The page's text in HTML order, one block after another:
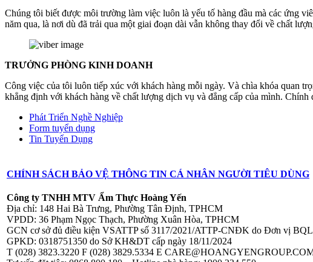
Chúng tôi biết được môi trường làm việc luôn là yếu tố hàng đầu mà các ứng
năm qua, là nơi dù đã trải qua một giai đoạn dài vẫn không thay đổi về chất
TRƯỞNG PHÒNG KINH DOANH
Công việc của tôi luôn tiếp xúc với khách hàng mỗi ngày. Và chìa khóa quan
khẳng định với khách hàng về chất lượng dịch vụ và đẳng cấp của mình.
Phát Triển Nghề Nghiệp
Form tuyển dụng
Tin Tuyển Dụng
CHÍNH SÁCH BẢO VỆ THÔNG TIN CÁ NHÂN NGƯỜI TIÊU DÙNG
Công ty TNHH MTV Ẩm Thực Hoàng Yến
Địa chỉ: 148 Hai Bà Trưng, Phường Tân Định, TPHCM
VPDD: 36 Phạm Ngọc Thạch, Phường Xuân Hòa, TPHCM
GCN cơ sở đủ điều kiện VSATTP số 3117/2021/ATTP-CNĐK do Đơn vị
GPKD: 0318751350 do Sở KH&DT cấp ngày 18/11/2024
T (028) 3823.3220 F (028) 3829.5334 E